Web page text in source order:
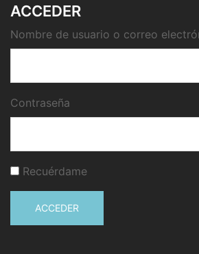
ACCEDER
Nombre de usuario o correo
Contraseña
Recuérdame
ACCEDER